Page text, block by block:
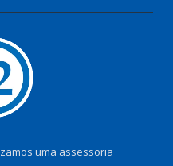
uma assessoria